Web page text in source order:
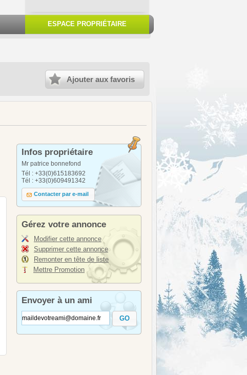
ESPACE PROPRIÉTAIRE
Ajouter aux favoris
Infos propriétaire
Mr patrice bonnefond
Tél : +33(0)615183692
Tél : +33(0)609491342
Contacter par e-mail
Gérez votre annonce
Modifier cette annonce
Supprimer cette annonce
Remonter en tête de liste
Mettre Promotion
Envoyer à un ami
GO